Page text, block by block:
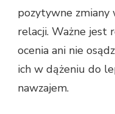
pozytywne zmiany
relacji. Ważne jest
ocenia ani nie
ich w dążeniu do
nawzajem.